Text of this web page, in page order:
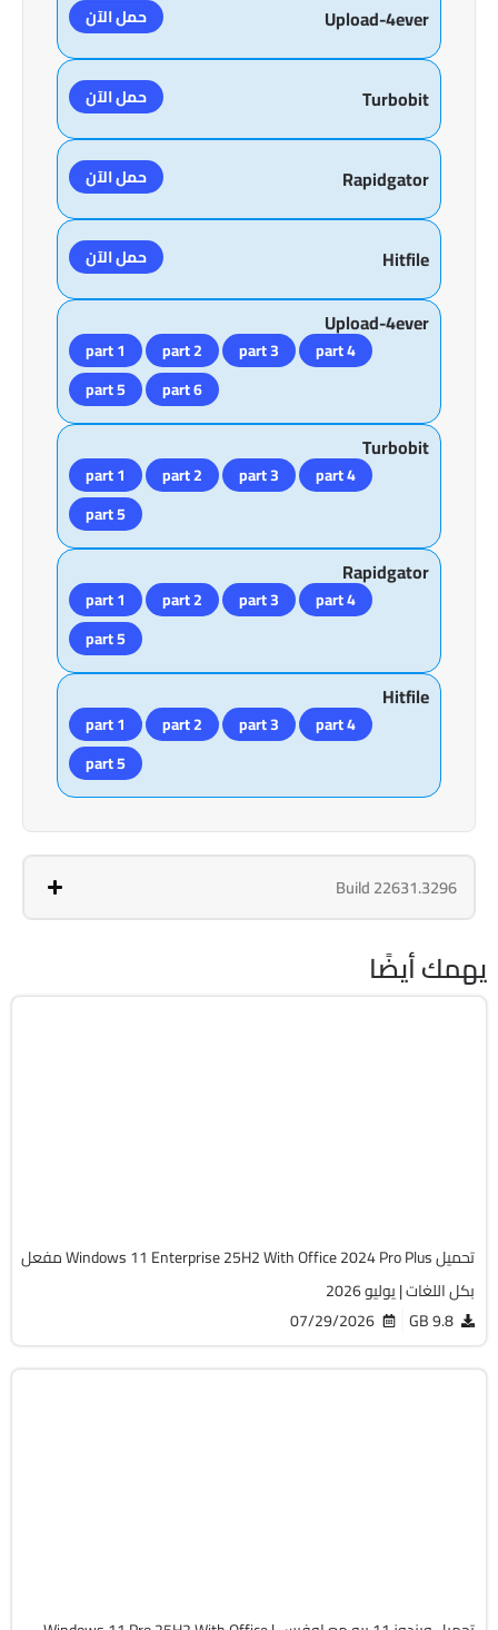
Upload-4ever حمل الآن
Turbobit حمل الآن
Rapidgator حمل الآن
Hitfile حمل الآن
Upload-4ever
part 1 part 2 part 3
part 4
part 5
part 6
Turbobit
part 1 part 2 part 3
part 4
part 5
Rapidgator
part 1 part 2 part 3
part 4
part 5
Hitfile
part 1 part 2 part 3
part 4
part 5
Build 22631.3296
يهمك أيضًا
تحميل Windows 11 Enterprise 25H2 With Office 2024 Pro Plus مفعل
بكل اللغات | يوليو 2026
9.8 GB
07/29/2026